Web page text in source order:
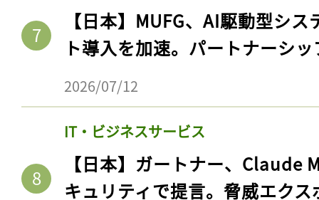
【日本】MUFG、AI駆動型シ
ト導入を加速。パートナーシ
2026/07/12
IT・ビジネスサービス
【日本】ガートナー、Claude
キュリティで提言。脅威エク